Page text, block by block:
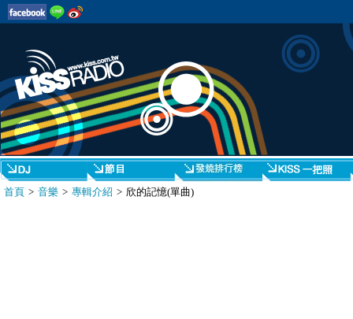
首頁 > 音樂 > 專輯介紹 > 欣的記憶(單曲)